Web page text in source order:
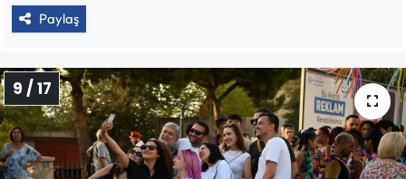
Paylaş
9 / 17